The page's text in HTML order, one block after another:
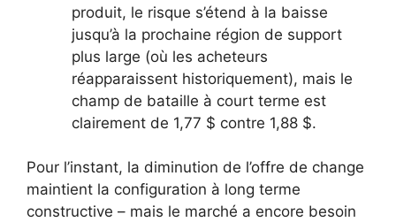
produit, le risque s’étend à la baisse
jusqu’à la prochaine région de support
plus large (où les acheteurs
réapparaissent historiquement), mais le
champ de bataille à court terme est
clairement de 1,77 $ contre 1,88 $.
Pour l’instant, la diminution de l’offre de change
maintient la configuration à long terme
constructive – mais le marché a encore besoin